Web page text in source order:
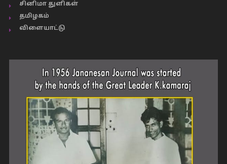
சினிமா துளிகள்
தமிழகம்
விளையாட்டு